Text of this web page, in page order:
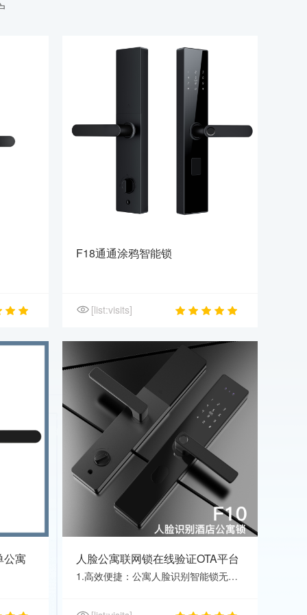
F18通通涂鸦智能锁
[list:visits]
公寓
人脸公寓联网锁在线验证OTA平台
对接校园锁智能锁网约房联网
1.高效便捷：公寓人脸识别智能锁无需携带钥匙，只需通过脸部识别即可轻松开锁，省去了忘记带钥匙或钥匙遗失的烦恼。2. 安全可靠：采用先进的人脸识别技术，无法被仿冒或者伪造，提高了公寓的安全性。3. 可定制化：智能锁管理系统可根据公寓管理的需要进行定制化设置，方便快捷地针对用户开门权限进行管理，节省了人力资源。